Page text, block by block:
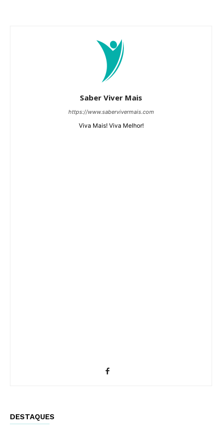
Saber Viver Mais
https://www.sabervivermais.com
Viva Mais! Viva Melhor!
DESTAQUES